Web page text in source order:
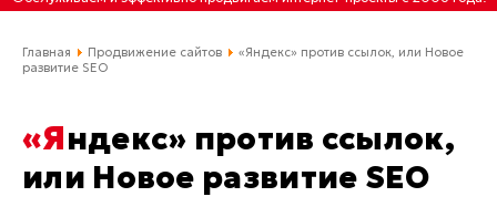
(4212) 637-673
Отдельный вход \ Левый торец здания
Пн-пт. с 9:30 до 18:30 (по Хбк)
Главная Продвижение сайтов
«Яндекс» против ссылок, или Новое
развитие SEO
«Яндекс» против ссылок,
или Новое развитие SEO